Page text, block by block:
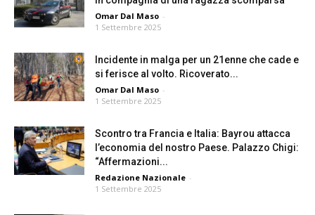
Omar Dal Maso -
1 Settembre 2025
Incidente in malga per un 21enne che cade e
si ferisce al volto. Ricoverato...
Omar Dal Maso -
1 Settembre 2025
Scontro tra Francia e Italia: Bayrou attacca
l’economia del nostro Paese. Palazzo Chigi:
“Affermazioni...
Redazione Nazionale -
1 Settembre 2025